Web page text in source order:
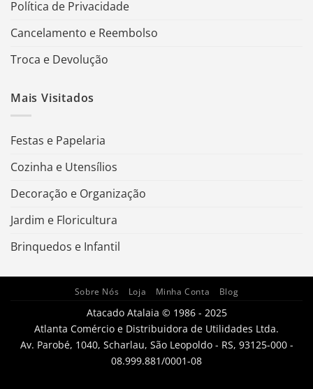
Política de Privacidade
Cancelamento e Reembolso
Troca e Devolução
Mais Visitados
Festas e Papelaria
Cozinha e Utensílios
Decoração e Organização
Jardim e Floricultura
Brinquedos e Infantil
Sobre Nós Loja Minha Conta Blog
Atacado Atalaia © 1986 - 2025
Atlanta Comércio e Distribuidora de Utilidades Ltda.
Av. Parobé, 1040, Scharlau, São Leopoldo - RS, 93125-000 -
08.999.881/0001-08